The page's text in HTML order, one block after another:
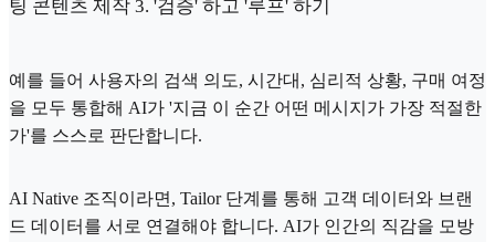
팅 콘텐츠 제작 3. '검증' 하고 '루프' 하기
예를 들어 사용자의 검색 의도, 시간대, 심리적 상황, 구매 여정
을 모두 통합해 AI가 '지금 이 순간 어떤 메시지가 가장 적절한
가'를 스스로 판단합니다.
AI Native 조직이라면, Tailor 단계를 통해 고객 데이터와 브랜
드 데이터를 서로 연결해야 합니다. AI가 인간의 직감을 모방